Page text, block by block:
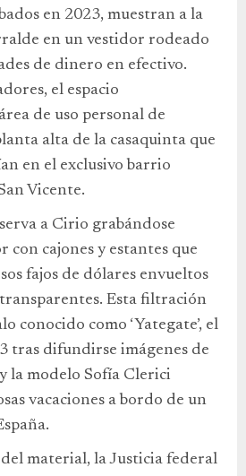
en 2023, muestran a la
en un vestidor rodeado
de dinero en efectivo.
el espacio
de uso personal de
alta de la casaquinta que
en el exclusivo barrio
Vicente.
a Cirio grabándose
con cajones y estantes que
fajos de dólares envueltos
transparentes. Esta filtración
conocido como ‘Yategate’, el
tras difundirse imágenes de
la modelo Sofía Clerici
vacaciones a bordo de un
material, la Justicia federal